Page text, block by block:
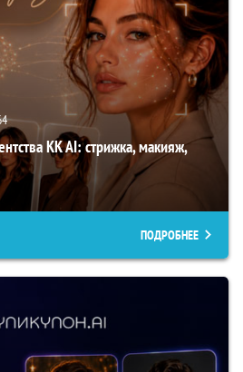
KK AI: стрижка, макияж,
ПОДРОБНЕЕ